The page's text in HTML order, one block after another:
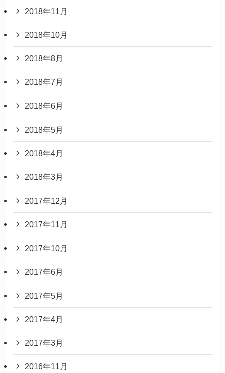
2018年11月
2018年10月
2018年8月
2018年7月
2018年6月
2018年5月
2018年4月
2018年3月
2017年12月
2017年11月
2017年10月
2017年6月
2017年5月
2017年4月
2017年3月
2016年11月